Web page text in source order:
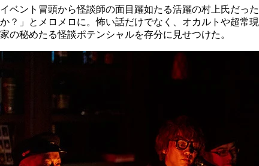
イベント冒頭から怪談師の面目躍如たる活躍の村上氏だっ
か？」とメロメロに。怖い話だけでなく、オカルトや超常
家の秘めたる怪談ポテンシャルを存分に見せつけた。